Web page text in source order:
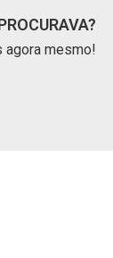
agora mesmo!